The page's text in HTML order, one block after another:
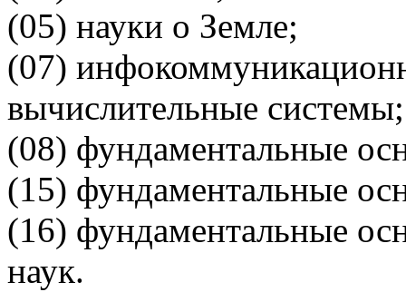
(05) науки о Земле;
(07)
вычислительные системы;
(08) фундаментальные
(15) фундаментальные
(16) фундаментальные
наук.